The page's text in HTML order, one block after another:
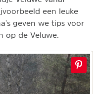
een leuke
geven we tips voor
op de Veluwe.